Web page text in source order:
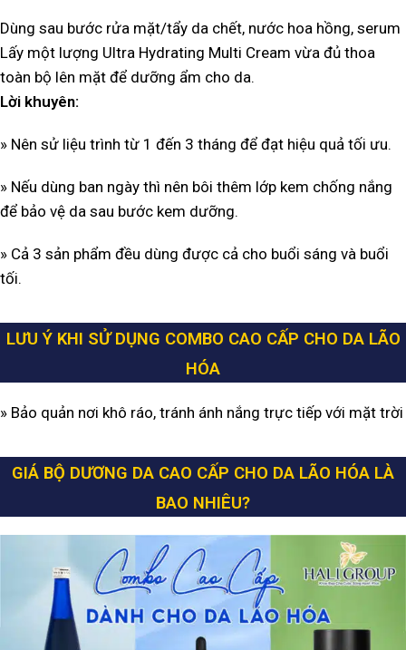
Dùng sau bước rửa mặt/tẩy da chết, nước hoa hồng, serum
Lấy một lượng Ultra Hydrating Multi Cream vừa đủ thoa
toàn bộ lên mặt để dưỡng ẩm cho da.
Lời khuyên:
» Nên sử liệu trình từ 1 đến 3 tháng để đạt hiệu quả tối ưu.
» Nếu dùng ban ngày thì nên bôi thêm lớp kem chống nắng
để bảo vệ da sau bước kem dưỡng.
» Cả 3 sản phẩm đều dùng được cả cho buổi sáng và buổi
tối.
LƯU Ý KHI SỬ DỤNG COMBO CAO CẤP CHO DA LÃO
HÓA
» Bảo quản nơi khô ráo, tránh ánh nắng trực tiếp với mặt trời
GIÁ BỘ DƯƠNG DA CAO CẤP CHO DA LÃO HÓA LÀ
BAO NHIÊU?